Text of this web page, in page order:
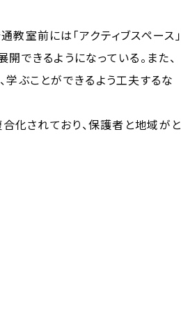
室前には「アクティブスペース」
できるようになっている。また、
ぶことができるよう工夫するな
化されており、保護者と地域がと